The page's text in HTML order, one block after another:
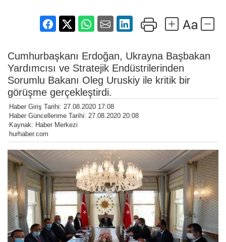
Cumhurbaşkanı Erdoğan, Ukrayna Başbakan
Yardımcısı ve Stratejik Endüstrilerinden
Sorumlu Bakanı Oleg Uruskiy ile kritik bir
görüşme gerçekleştirdi.
Haber Giriş Tarihi: 27.08.2020 17:08
Haber Güncellenme Tarihi: 27.08.2020 20:08
Kaynak: Haber Merkezi
hurhaber.com